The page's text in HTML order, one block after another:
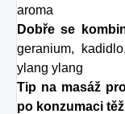
aroma
Dobře se
geranium,
ylang ylang
Tip na masáž
po konzumaci